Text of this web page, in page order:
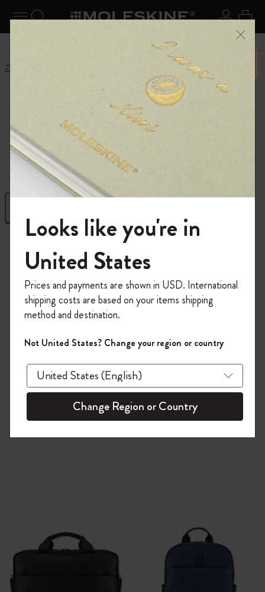
ナビゲーションの切替 ログ
検索 (キーワードなど) カ
6,500円以上のご購入で送料無料 メニ
ーを閉じる
ホーム
ギフト
クリエイティブな発想を高めるギフト
296 プロダクツ
モレスキンの世界へようこそ
「WELCOME10」を入力すると、初回注
文が10%オフ＋送料無料になります。セ
ール・アウトレット品は適用外。
Moleskineアカウントを作成して限定オフ
ァーや会員特典、さらに多くのインスピ
レーションを手に入れましょう。
今すぐ会員登録 !
Looks like you're in
United States
Prices and payments are shown in USD. International
shipping costs are based on your items shipping
method and destination.
Not United States? Change your region or country
Change Region or Country